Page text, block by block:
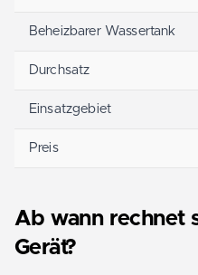
Beheizbarer Wassertank
Durchsatz
Einsatzgebiet
Preis
Ab wann rechnet
Gerät?